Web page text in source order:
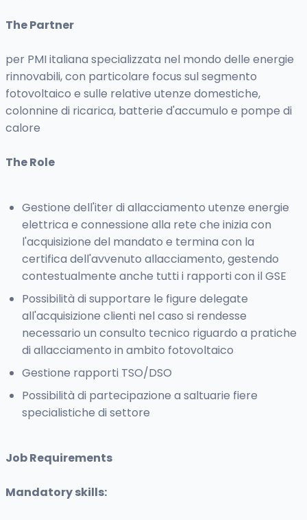
The Partner
per PMI italiana specializzata nel mondo delle energie
rinnovabili, con particolare focus sul segmento
fotovoltaico e sulle relative utenze domestiche,
colonnine di ricarica, batterie d'accumulo e pompe di
calore
The Role
Gestione dell'iter di allacciamento utenze energie
elettrica e connessione alla rete che inizia con
l'acquisizione del mandato e termina con la
certifica dell'avvenuto allacciamento, gestendo
contestualmente anche tutti i rapporti con il GSE
Possibilità di supportare le figure delegate
all'acquisizione clienti nel caso si rendesse
necessario un consulto tecnico riguardo a pratiche
di allacciamento in ambito fotovoltaico
Gestione rapporti TSO/DSO
Possibilità di partecipazione a saltuarie fiere
specialistiche di settore
Job Requirements
Mandatory skills: